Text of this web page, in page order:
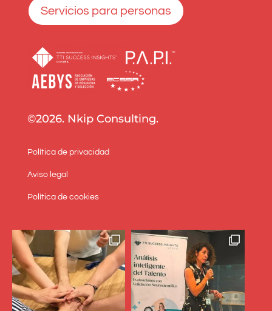
Servicios para personas
©2026. Nkip Consulting.
Política de privacidad
Aviso legal
Política de cookies